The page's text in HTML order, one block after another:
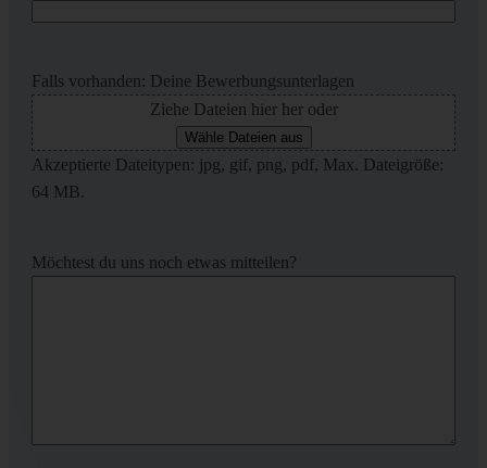
Falls vorhanden: Deine Bewerbungsunterlagen
Ziehe Dateien hier her oder
Wähle Dateien aus
Akzeptierte Dateitypen: jpg, gif, png, pdf, Max. Dateigröße:
64 MB.
Möchtest du uns noch etwas mitteilen?